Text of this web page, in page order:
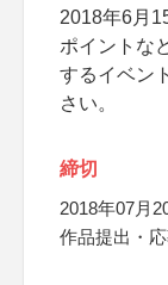
2018年6月
ポイントな
するイベン
さい。
締切
2018年07月
作品提出・